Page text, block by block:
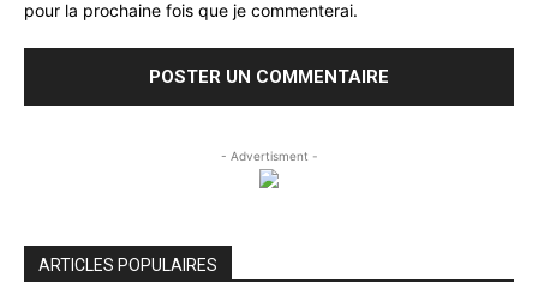
pour la prochaine fois que je commenterai.
- Advertisment -
ARTICLES POPULAIRES